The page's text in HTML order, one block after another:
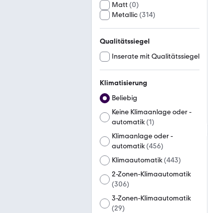
Matt (0)
Metallic(314)
Qualitätssiegel
Inserate mit Qualitätssiegel
Klimatisierung
Beliebig
Keine Klimaanlage oder -
automatik(1)
Klimaanlage oder -
automatik(456)
Klimaautomatik(443)
2-Zonen-Klimaautomatik
(306)
3-Zonen-Klimaautomatik
(29)